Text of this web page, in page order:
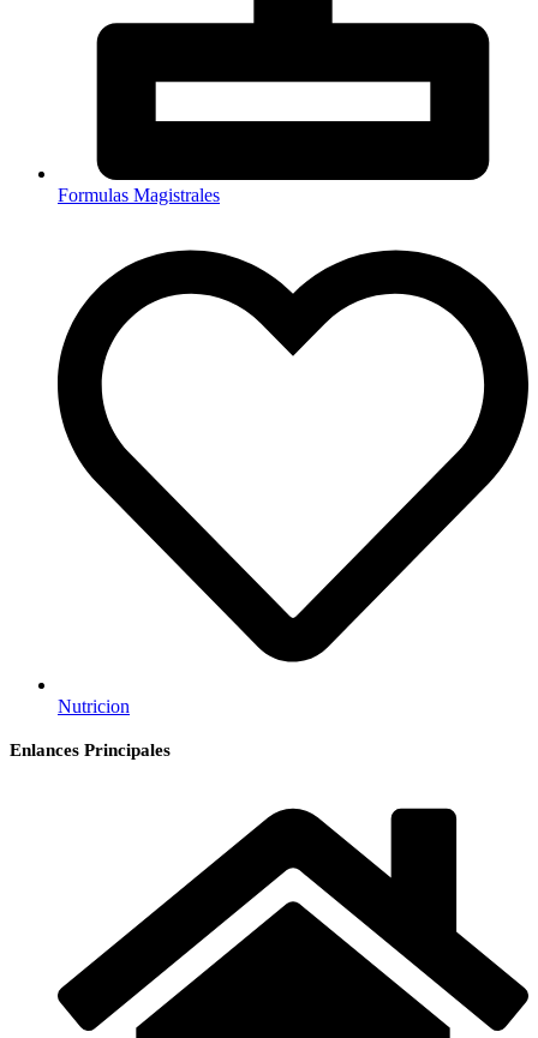
Formulas Magistrales
Nutricion
Enlances Principales